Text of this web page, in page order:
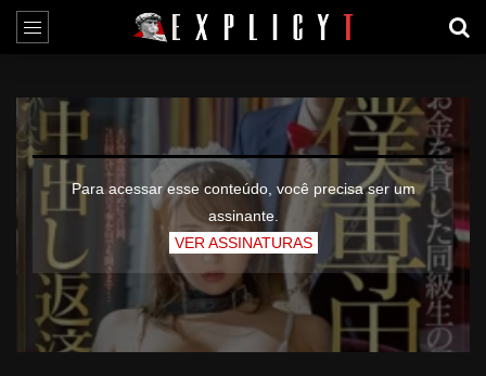
Para acessar esse conteúdo, você precisa ser um
assinante.
VER ASSINATURAS